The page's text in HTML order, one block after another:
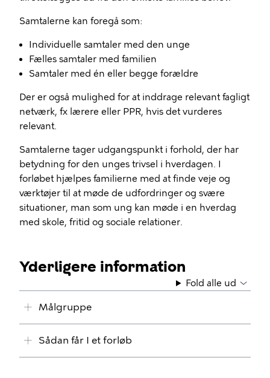
Samtalerne kan foregå som:
Individuelle samtaler med den unge
Fælles samtaler med familien
Samtaler med én eller begge forældre
Der er også mulighed for at inddrage relevant fagligt
netværk, fx lærere eller PPR, hvis det vurderes
relevant.
Samtalerne tager udgangspunkt i forhold, der har
betydning for den unges trivsel i hverdagen. I
forløbet hjælpes familierne med at finde veje og
værktøjer til at møde de udfordringer og svære
situationer, man som ung kan møde i en hverdag
med skole, fritid og sociale relationer.
Yderligere information
Fold alle ud
Målgruppe
Sådan får I et forløb